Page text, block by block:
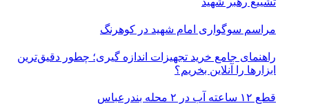
مراسم سوگواری امام شهید در کوهرنگ
راهنمای جامع خرید تجهیزات اندازه گیری؛ چطور دقیق‌ترین
ابزارها را آنلاین بخریم؟
قطع ۱۲ ساعته آب در ۲ محله بندرعباس